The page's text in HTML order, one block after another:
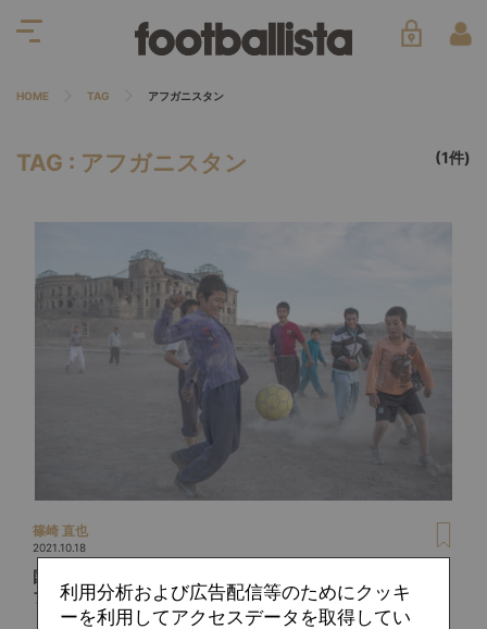
HOME TAG アフガニスタン
TAG : アフガニスタン (1件)
篠崎 直也
2021.10.18
国内リーグが公開処刑の場だった過去も…サッカーで見るア
フガニスタン
利用分析および広告配信等のためにクッキ
ーを利用してアクセスデータを取得してい